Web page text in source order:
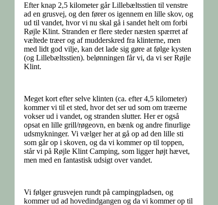
Efter knap 2,5 kilometer går Lillebæltsstien til venstre
ad en grusvej, og den fører os igennem en lille skov, og
ud til vandet, hvor vi nu skal gå i sandet helt om forbi
Røjle Klint. Stranden er flere steder næsten spærret af
væltede træer og af mudderskred fra klinterne, men
med lidt god vilje, kan det lade sig gøre at følge kysten
(og Lillebæltsstien). belønningen får vi, da vi ser Røjle
Klint.
Meget kort efter selve klinten (ca. efter 4,5 kilometer)
kommer vi til et sted, hvor det ser ud som om træerne
vokser ud i vandet, og stranden slutter. Her er også
opsat en lille grill/røgeovn, en bænk og andre finurlige
udsmykninger. Vi vælger her at gå op ad den lille sti
som går op i skoven, og da vi kommer op til toppen,
står vi på Røjle Klint Camping, som ligger højt hævet,
men med en fantastisk udsigt over vandet.
Vi følger grusvejen rundt på campingpladsen, og
kommer ud ad hovedindgangen og da vi kommer op til